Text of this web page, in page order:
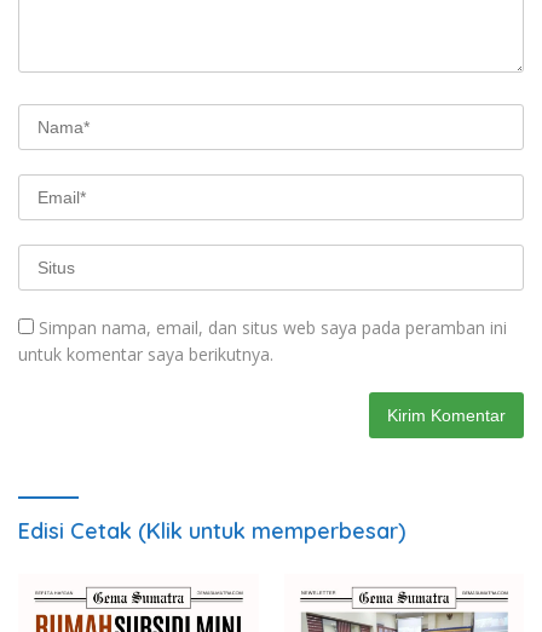
Simpan nama, email, dan situs web saya pada peramban ini
untuk komentar saya berikutnya.
Edisi Cetak (Klik untuk memperbesar)